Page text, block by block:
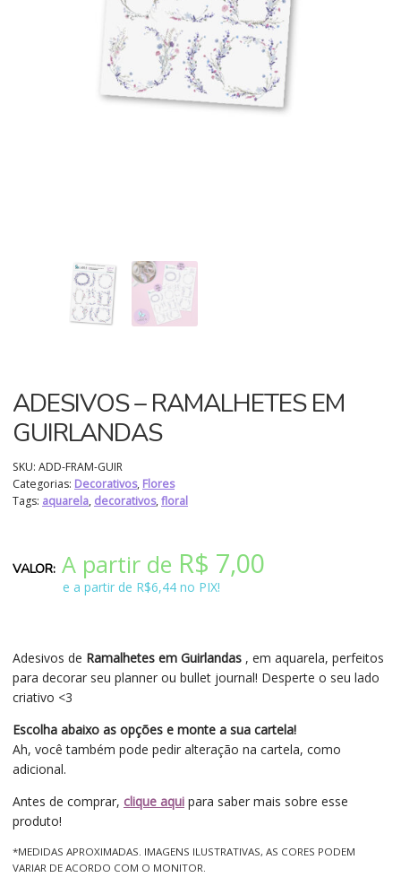
ADESIVOS – RAMALHETES EM
GUIRLANDAS
Adesivos de Ramalhetes em Guirlandas , em aquarela, perfeitos
para decorar seu planner ou bullet journal! Desperte o seu lado
criativo <3
Escolha abaixo as opções e monte a sua cartela!
Ah, você também pode pedir alteração na cartela, como
adicional.
Antes de comprar, clique aqui para saber mais sobre esse
produto!
*MEDIDAS APROXIMADAS. IMAGENS ILUSTRATIVAS, AS CORES PODEM
VARIAR DE ACORDO COM O MONITOR.
SKU: ADD-FRAM-GUIR
Categorias: Decorativos, Flores
Tags: aquarela, decorativos,floral
A partir de R$ 7,00
e a partir de R$6,44 no PIX!